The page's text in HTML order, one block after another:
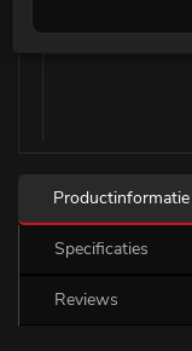
Productinformatie
Specificaties
Reviews